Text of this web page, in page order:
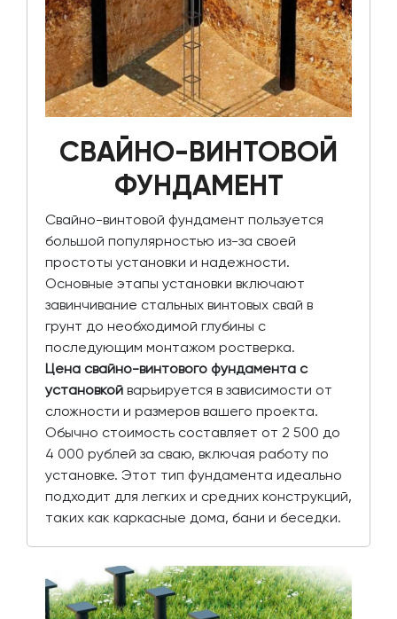
СВАЙНО-ВИНТОВОЙ
ФУНДАМЕНТ
Свайно-винтовой фундамент пользуется
большой популярностью из-за своей
простоты установки и надежности.
Основные этапы установки включают
завинчивание стальных винтовых свай в
грунт до необходимой глубины с
последующим монтажом ростверка.
Цена свайно-винтового фундамента с
установкой варьируется в зависимости от
сложности и размеров вашего проекта.
Обычно стоимость составляет от 2 500 до
4 000 рублей за сваю, включая работу по
установке. Этот тип фундамента идеально
подходит для легких и средних конструкций,
таких как каркасные дома, бани и беседки.